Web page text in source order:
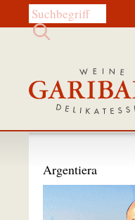
Diese Website
Argentiera